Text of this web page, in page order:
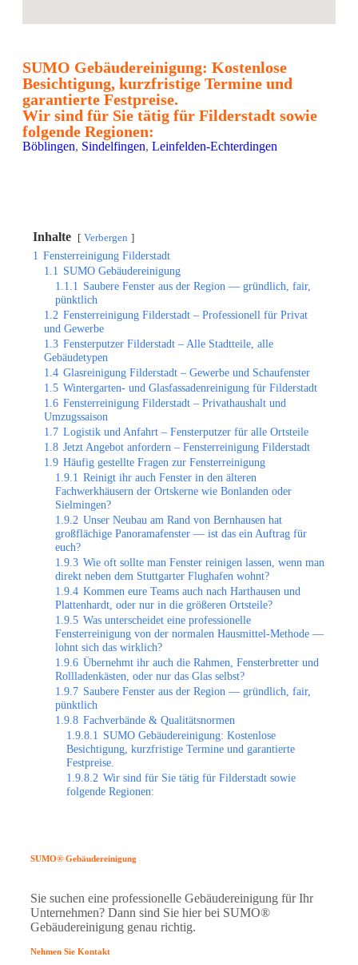
SUMO Gebäudereinigung: Kostenlose
Besichtigung, kurzfristige Termine und
garantierte Festpreise.
Wir sind für Sie tätig für Filderstadt sowie
folgende Regionen:
Böblingen, Sindelfingen, Leinfelden-Echterdingen
Inhalte Verbergen
1 Fensterreinigung Filderstadt
1.1 SUMO Gebäudereinigung
1.1.1 Saubere Fenster aus der Region — gründlich, fair,
pünktlich
1.2 Fensterreinigung Filderstadt – Professionell für Privat
und Gewerbe
1.3 Fensterputzer Filderstadt – Alle Stadtteile, alle
Gebäudetypen
1.4 Glasreinigung Filderstadt – Gewerbe und Schaufenster
1.5 Wintergarten- und Glasfassadenreinigung für Filderstadt
1.6 Fensterreinigung Filderstadt – Privathaushalt und
Umzugssaison
1.7 Logistik und Anfahrt – Fensterputzer für alle Ortsteile
1.8 Jetzt Angebot anfordern – Fensterreinigung Filderstadt
1.9 Häufig gestellte Fragen zur Fensterreinigung
1.9.1 Reinigt ihr auch Fenster in den älteren
Fachwerkhäusern der Ortskerne wie Bonlanden oder
Sielmingen?
1.9.2 Unser Neubau am Rand von Bernhausen hat
großflächige Panoramafenster — ist das ein Auftrag für
euch?
1.9.3 Wie oft sollte man Fenster reinigen lassen, wenn man
direkt neben dem Stuttgarter Flughafen wohnt?
1.9.4 Kommen eure Teams auch nach Harthausen und
Plattenhardt, oder nur in die größeren Ortsteile?
1.9.5 Was unterscheidet eine professionelle
Fensterreinigung von der normalen Hausmittel-Methode —
lohnt sich das wirklich?
1.9.6 Übernehmt ihr auch die Rahmen, Fensterbretter und
Rollladenkästen, oder nur das Glas selbst?
1.9.7 Saubere Fenster aus der Region — gründlich, fair,
pünktlich
1.9.8 Fachverbände & Qualitätsnormen
1.9.8.1 SUMO Gebäudereinigung: Kostenlose
Besichtigung, kurzfristige Termine und garantierte
Festpreise.
1.9.8.2 Wir sind für Sie tätig für Filderstadt sowie
folgende Regionen:
SUMO® Gebäudereinigung
Sie suchen eine professionelle Gebäudereinigung für Ihr
Unternehmen? Dann sind Sie hier bei SUMO®
Gebäudereinigung genau richtig.
Nehmen Sie Kontakt